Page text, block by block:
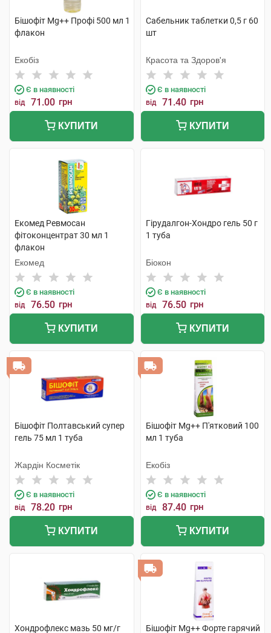
Бішофіт Mg++ Профі 500 мл 1
флакон
Екобіз
Є в наявності
від 71.00 грн
КУПИТИ
Сабельник таблетки 0,5 г 60
шт
Красота та Здоров'я
Є в наявності
від 71.40 грн
КУПИТИ
Екомед Ревмосан
фітоконцентрат 30 мл 1
флакон
Екомед
Є в наявності
від 76.50 грн
КУПИТИ
Гірудалгон-Хондро гель 50 г
1 туба
Біокон
Є в наявності
від 76.50 грн
КУПИТИ
Бішофіт Полтавський супер
гель 75 мл 1 туба
Жардін Косметік
Є в наявності
від 78.20 грн
КУПИТИ
Бішофіт Mg++ П'ятковий 100
мл 1 туба
Екобіз
Є в наявності
від 87.40 грн
КУПИТИ
Хондрофлекс мазь 50 мг/г Бішофіт Mg++ Форте гарячий